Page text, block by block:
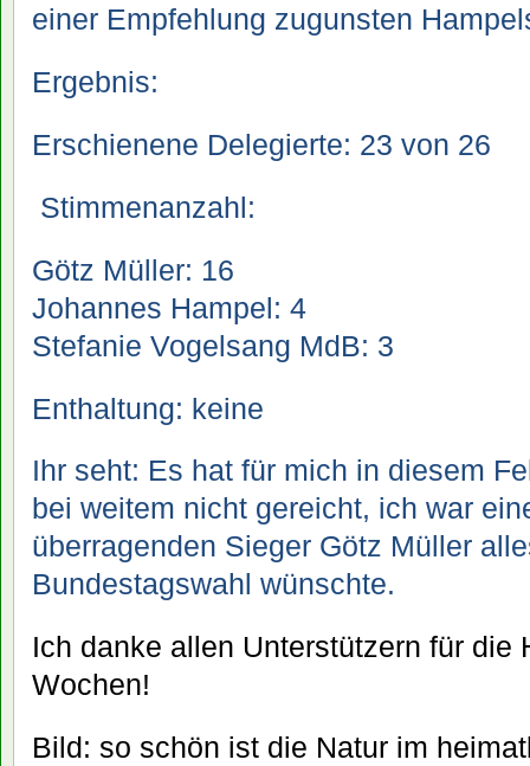
einer Empfehlung zugunsten
Ergebnis:
Erschienene Delegierte: 23 von 26
Stimmenanzahl:
Götz Müller: 16
Johannes Hampel: 4
Stefanie Vogelsang MdB: 3
Enthaltung: keine
Ihr seht: Es hat für mich in diesem
bei weitem nicht gereicht, ich war
überragenden Sieger Götz Müller
Bundestagswahl wünschte.
Ich danke allen Unterstützern für die
Wochen!
Bild: so schön ist die Natur im